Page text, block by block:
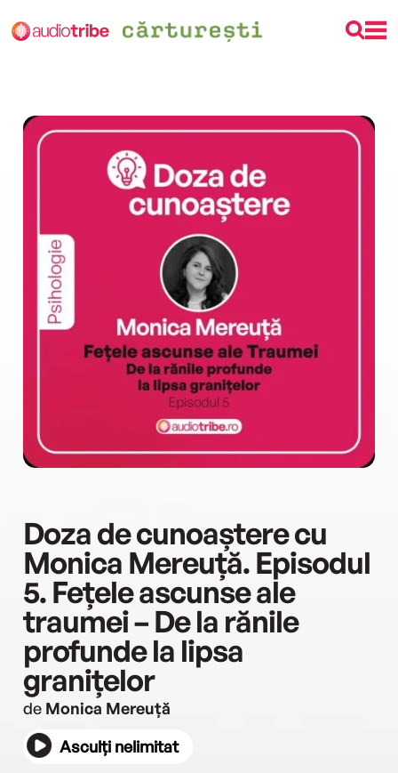
Doza de cunoaștere cu
Monica Mereuță. Episodul
5. Fețele ascunse ale
traumei – De la rănile
profunde la lipsa
granițelor
de Monica Mereuță
Asculți nelimitat